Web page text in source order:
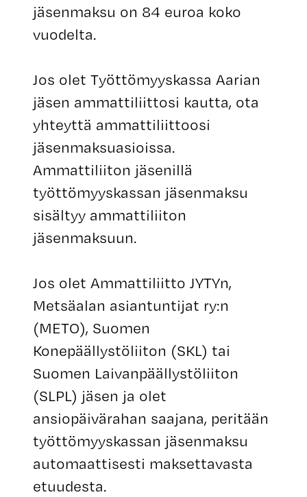
jäsenmaksu on 84 euroa koko
vuodelta.
Jos olet Työttömyyskassa Aarian
jäsen ammattiliittosi kautta, ota
yhteyttä ammattiliittoosi
jäsenmaksuasioissa.
Ammattiliiton jäsenillä
työttömyyskassan jäsenmaksu
sisältyy ammattiliiton
jäsenmaksuun.
Jos olet Ammattiliitto JYTYn,
Metsäalan asiantuntijat ry:n
(METO), Suomen
Konepäällystöliiton (SKL) tai
Suomen Laivanpäällystöliiton
(SLPL) jäsen ja olet
ansiopäivärahan saajana, peritään
työttömyyskassan jäsenmaksu
automaattisesti maksettavasta
etuudesta.